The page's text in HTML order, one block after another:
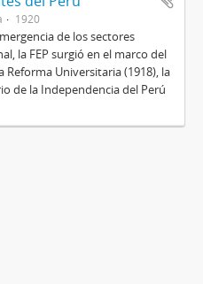
1920
de los sectores
la FEP surgió en el marco del
Universitaria (1918), la
de la Independencia del Perú